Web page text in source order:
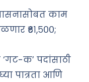
काम
₹६१,५००;
‘गट-क’ पदांसाठी
पात्रता आणि